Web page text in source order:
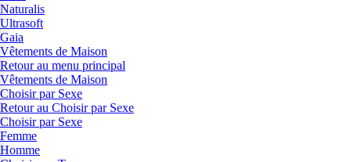
Naturalis
Ultrasoft
Gaia
Vêtements de Maison
Retour au menu principal
Vêtements de Maison
Choisir par Sexe
Retour au Choisir par Sexe
Choisir par Sexe
Femme
Homme